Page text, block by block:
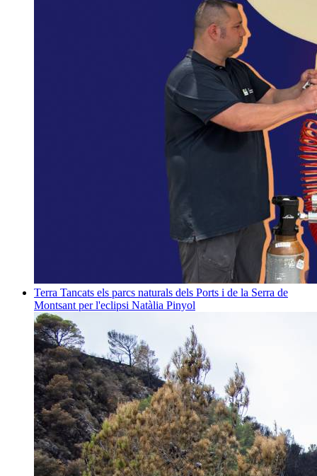
Terra Tancats els parcs naturals dels Ports i de la Serra de
Montsant per l'eclipsi Natàlia Pinyol